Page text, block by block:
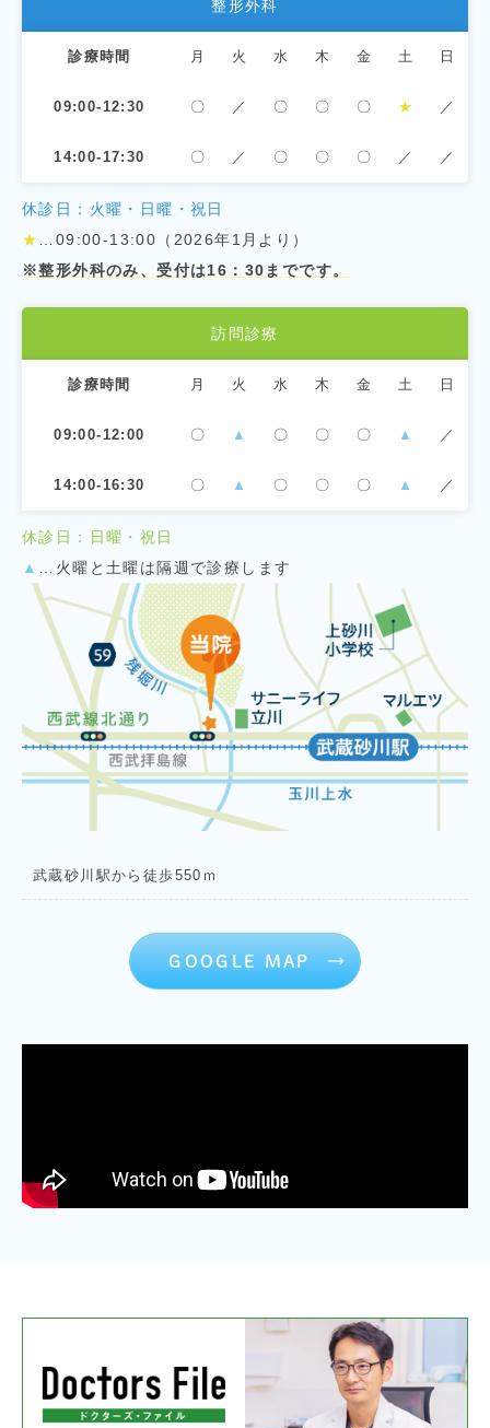
整形外科
診療時間 月 火 水 木 金 土 日
09:00-12:30 〇 ／ 〇 〇 〇 ★ ／
14:00-17:30 〇 ／ 〇 〇 〇 ／ ／
休診日：火曜・日曜・祝日
★ …09:00-13:00（2026年1月より）
※整形外科のみ、受付は16：30までです。
訪問診療
診療時間 月 火 水 木 金 土 日
09:00-12:00 〇 ▲ 〇 〇 〇 ▲ ／
14:00-16:30 〇 ▲ 〇 〇 〇 ▲ ／
休診日：日曜・祝日
▲ …火曜と土曜は隔週で診療します
武蔵砂川駅から徒歩550ｍ
GOOGLE MAP